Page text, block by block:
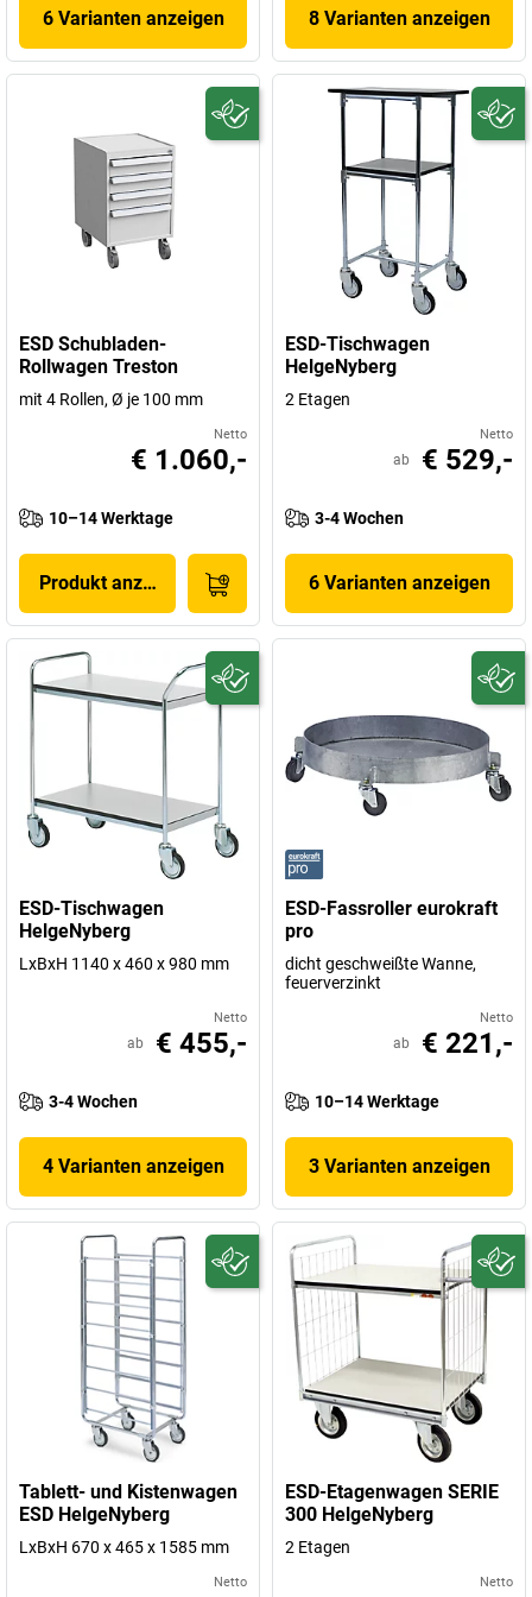
6 Varianten anzeigen 8 Varianten anzeigen
ESD Schubladen-
Rollwagen Treston
mit 4 Rollen, Ø je 100 mm
Netto
€ 1.060,-
10–14 Werktage
Produkt anzeigen
ESD-Tischwagen
HelgeNyberg
2 Etagen
Netto
ab € 529,-
3-4 Wochen
6 Varianten anzeigen
ESD-Tischwagen
HelgeNyberg
LxBxH 1140 x 460 x 980 mm
Netto
ab € 455,-
3-4 Wochen
4 Varianten anzeigen
ESD-Fassroller eurokraft
pro
dicht geschweißte Wanne,
feuerverzinkt
Netto
ab € 221,-
10–14 Werktage
3 Varianten anzeigen
Tablett- und Kistenwagen
ESD HelgeNyberg
LxBxH 670 x 465 x 1585 mm
Netto
ESD-Etagenwagen SERIE
300 HelgeNyberg
2 Etagen
Netto